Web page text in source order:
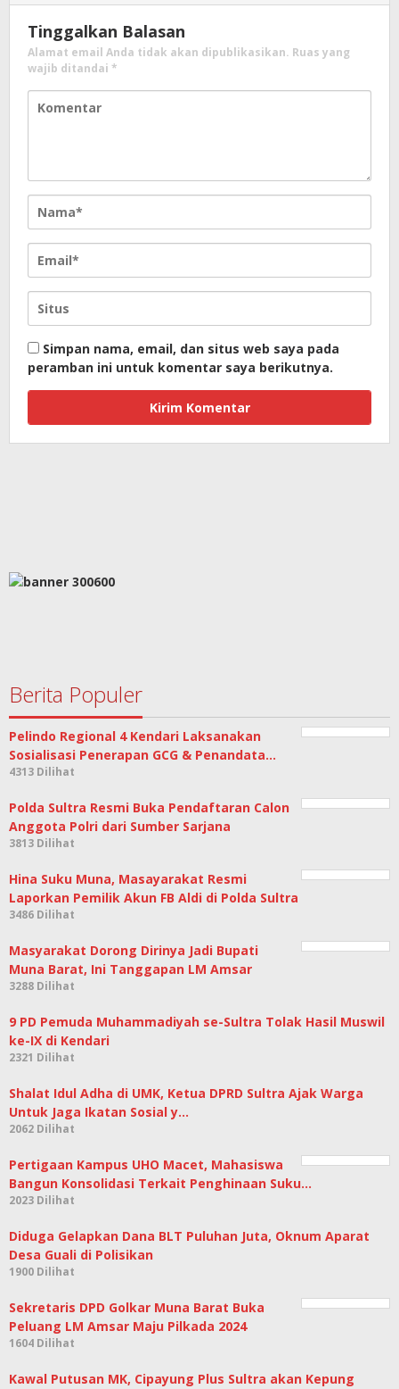
Tinggalkan Balasan
Alamat email Anda tidak akan dipublikasikan. Ruas yang
wajib ditandai *
Simpan nama, email, dan situs web saya pada
peramban ini untuk komentar saya berikutnya.
Berita Populer
Pelindo Regional 4 Kendari Laksanakan
Sosialisasi Penerapan GCG & Penandata…
4313 Dilihat
Polda Sultra Resmi Buka Pendaftaran Calon
Anggota Polri dari Sumber Sarjana
3813 Dilihat
Hina Suku Muna, Masayarakat Resmi
Laporkan Pemilik Akun FB Aldi di Polda Sultra
3486 Dilihat
Masyarakat Dorong Dirinya Jadi Bupati
Muna Barat, Ini Tanggapan LM Amsar
3288 Dilihat
9 PD Pemuda Muhammadiyah se-Sultra Tolak Hasil Muswil
ke-IX di Kendari
2321 Dilihat
Shalat Idul Adha di UMK, Ketua DPRD Sultra Ajak Warga
Untuk Jaga Ikatan Sosial y…
2062 Dilihat
Pertigaan Kampus UHO Macet, Mahasiswa
Bangun Konsolidasi Terkait Penghinaan Suku…
2023 Dilihat
Diduga Gelapkan Dana BLT Puluhan Juta, Oknum Aparat
Desa Guali di Polisikan
1900 Dilihat
Sekretaris DPD Golkar Muna Barat Buka
Peluang LM Amsar Maju Pilkada 2024
1604 Dilihat
Kawal Putusan MK, Cipayung Plus Sultra akan Kepung